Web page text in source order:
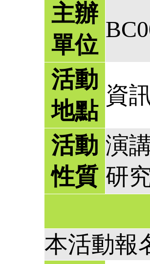
主辦
單位
活動
地點
資
活動
性質
演
研
本活動報